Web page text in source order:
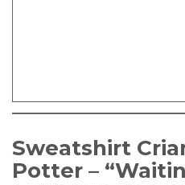
Sweatshirt
Potter –